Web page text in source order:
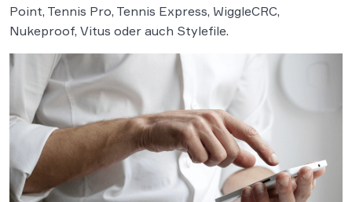
Point, Tennis Pro, Tennis Express, WiggleCRC,
Nukeproof, Vitus oder auch Stylefile.